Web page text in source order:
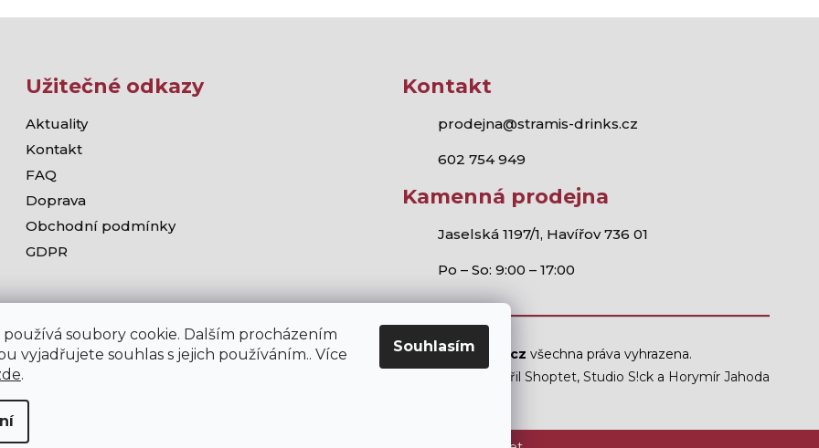
soubory cookie. Dalším procházením
vyjadřujete souhlas s jejich používáním.. Více
.
Souhlasím
Užitečné odkazy
Aktuality
Kontakt
FAQ
Doprava
Obchodní podmínky
GDPR
Kontakt
prodejna@stramis-drinks.cz
602 754 949
Kamenná prodejna
Jaselská 1197/1, Havířov 736 01
Po – So: 9:00 – 17:00
Stramis.cz všechna práva vyhrazena.
Vytvořil Shoptet,Studio S!ck a Horymír Jahoda